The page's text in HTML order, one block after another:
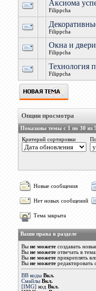
Аксиома
Filippcha
Filippcha
Окна и
Filippcha
Технология
Filippcha
Опции просмотра
Показаны темы с 1 по 30 из
Критерий сортировки
Новые сообщения
Нет новых сообщений
Тема закрыта
Ваши права в разделе
Вы не можетесоздавать
Вы не можетеотвечать в
Вы не можетеприкреплять
Вы не можетередактировать
BB коды Вкл.
Смайлы Вкл.
[IMG] код Вкл.